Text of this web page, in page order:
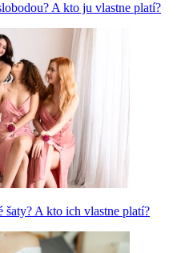
A kto ju vlastne platí?
A kto ich vlastne platí?